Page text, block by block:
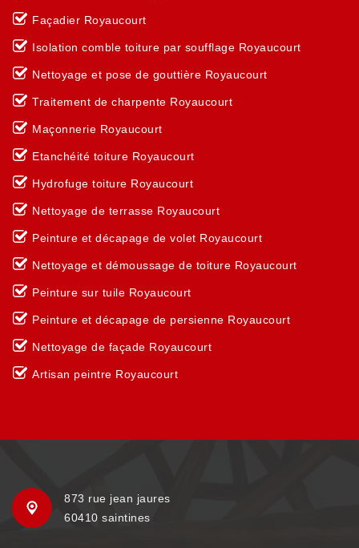
Façadier Royaucourt
Isolation comble toiture par soufflage Royaucourt
Nettoyage et pose de gouttière Royaucourt
Traitement de charpente Royaucourt
Maçonnerie Royaucourt
Etanchéité toiture Royaucourt
Hydrofuge toiture Royaucourt
Nettoyage de terrasse Royaucourt
Peinture et décapage de volet Royaucourt
Nettoyage et démoussage de toiture Royaucourt
Peinture sur tuile Royaucourt
Peinture et décapage de persienne Royaucourt
Nettoyage de façade Royaucourt
Artisan peintre Royaucourt
873 rue jean jaures
60410 saintines